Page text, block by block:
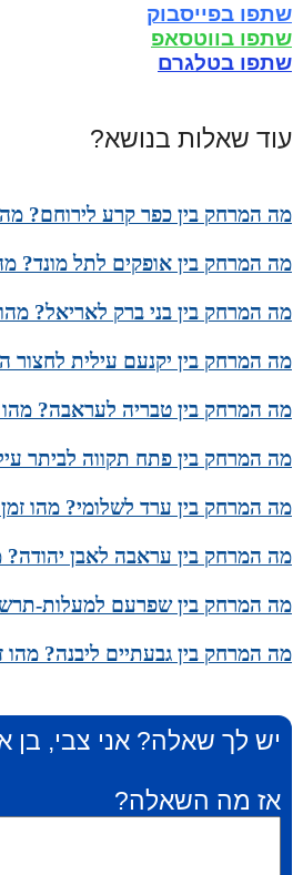
שתפו בפייסבוק
שתפו בווטסאפ
שתפו בטלגרם
עוד שאלות בנושא?
מה המרחק בין כפר קרע לירוחם?
מה המרחק בין אופקים לתל מונד?
מה המרחק בין בני ברק לאריאל?
מה המרחק בין יקנעם עילית לחצור
מה המרחק בין טבריה לעראבה? מהו
מה המרחק בין פתח תקווה לביתר
מה המרחק בין ערד לשלומי? מהו
מה המרחק בין עראבה לאבן יהודה?
מה המרחק בין שפרעם למעלות-
מה המרחק בין גבעתיים ליבנה? מהו
יש לך שאלה? אני צבי, בן
אז מה השאלה?